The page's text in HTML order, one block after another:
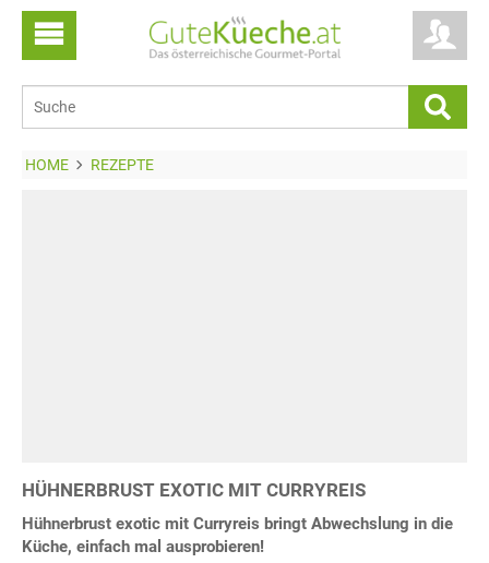
HOME REZEPTE
HÜHNERBRUST EXOTIC MIT CURRYREIS
Hühnerbrust exotic mit Curryreis bringt Abwechslung in die
Küche, einfach mal ausprobieren!